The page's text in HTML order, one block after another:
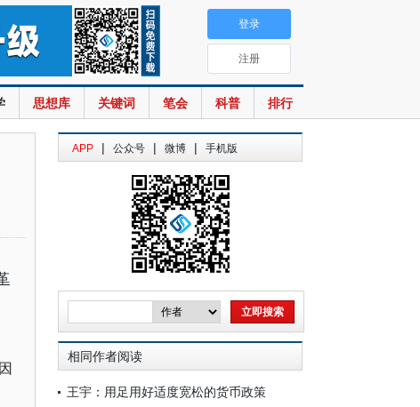
思想库 关键词 笔会 科普 排行
登录
注册
APP | 公众号 | 微博 | 手机版
相同作者阅读
王宇：用足用好适度宽松的货币政策